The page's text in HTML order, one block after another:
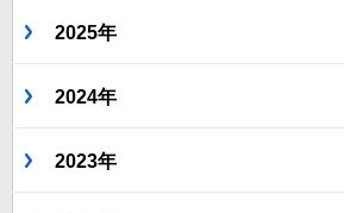
2025年
2024年
2023年